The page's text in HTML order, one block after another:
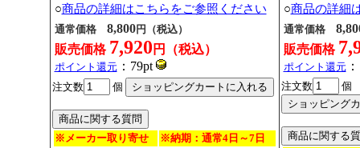
○商品の詳細はこちらをご参照ください
通常価格 8,800円（税込）
販売価格 7,920 円（税込）
ポイント還元：79pt
注文数 個
※メーカー取り寄せ
※納期：通常4日～7日
○商品の詳細
通常価格
販売価格
ポイント還元
注文数 個